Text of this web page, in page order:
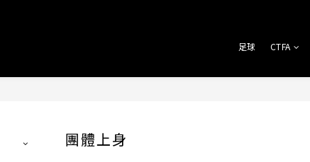
足球 CTFA
團體上身